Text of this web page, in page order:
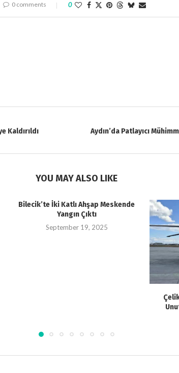
0 comments 0
Kaldırıldı
Aydın’da Patlayıcı
YOU MAY ALSO LIKE
Bilecik’te İki Katlı Ahşap Meskende
Yangın Çıktı
September 19, 2025